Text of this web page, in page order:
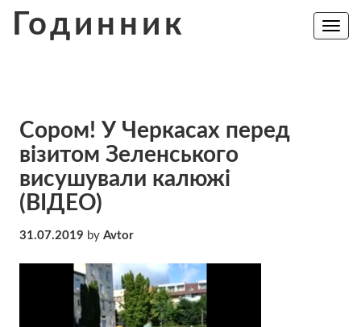
Годинник
Toggle
Сором! У Черкасах перед
візитом Зеленського
висушували калюжі
(ВІДЕО)
31.07.2019 by Avtor